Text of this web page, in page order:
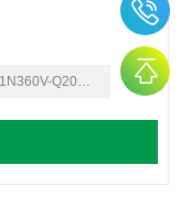
Q20L60-2LI2-H1151